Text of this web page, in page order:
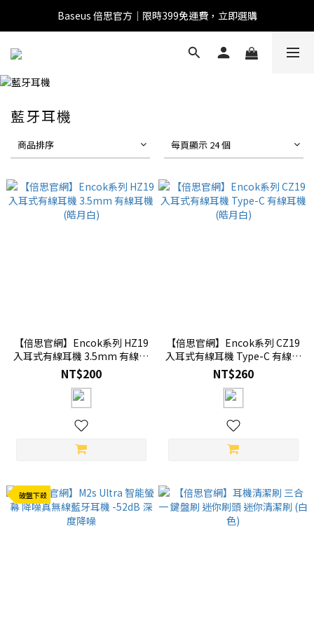
全館滿1500 95折
Baseus 倍思官方｜限時399免運費，立即選購
全館滿1500 95折
藍牙耳機
商品排序 每頁顯示 24 個
【倍思官網】Encok系列 HZ19
入耳式有線耳機 3.5mm 有線耳
機 (皓月白)
NT$200
【倍思官網】Encok系列 CZ19
入耳式有線耳機 Type-C 有線耳
機 (皓月白)
NT$260
破盤下殺
您好，我是 Baseus 小獅助理。我可以協助查詢商品、活
動、出貨、保固與門市資訊；需要真人客服也可以直接留
真人客服時間 09:00-17:00